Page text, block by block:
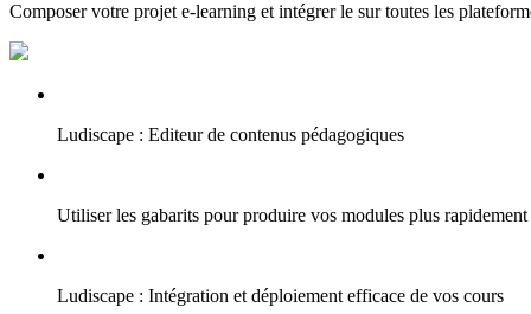
Composer votre projet e-learning et intégrer le sur toutes les
Ludiscape : Editeur de contenus pédagogiques
Utiliser les gabarits pour produire vos modules plus rapidement
Ludiscape : Intégration et déploiement efficace de vos cours